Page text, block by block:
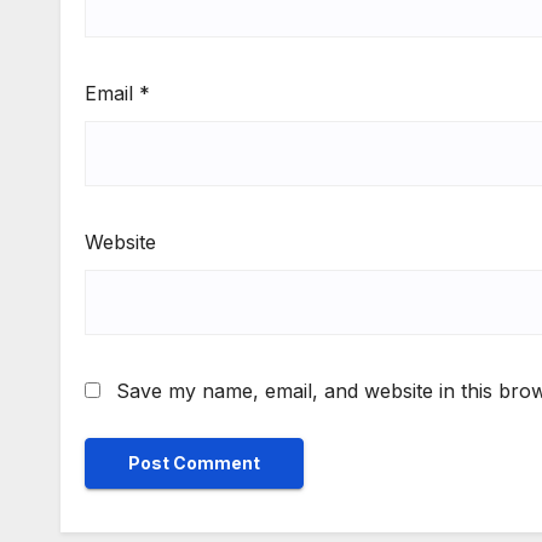
Email *
Website
Save my name, email, and website in this